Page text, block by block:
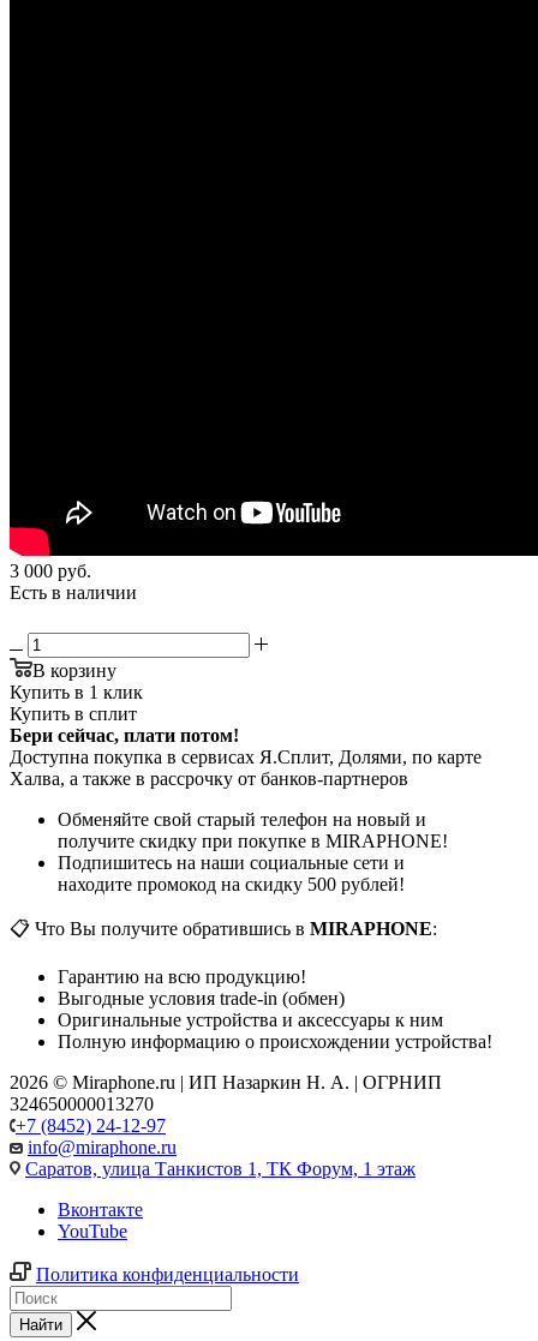
3 000 руб.
Есть в наличии
В корзину
Купить в 1 клик
Купить в сплит
Бери сейчас, плати потом!
Доступна покупка в сервисах Я.Сплит, Долями, по карте
Халва, а также в рассрочку от банков-партнеров
Обменяйте свой старый телефон на новый и
получите скидку при покупке в MIRAPHONE!
Подпишитесь на наши социальные сети и
находите промокод на скидку 500 рублей!
📋 Что Вы получите обратившись в MIRAPHONE:
Гарантию на всю продукцию!
Выгодные условия trade-in (обмен)
Оригинальные устройства и аксессуары к ним
Полную информацию о происхождении устройства!
2026 © Miraphone.ru | ИП Назаркин Н. А. | ОГРНИП
324650000013270
+7 (8452) 24-12-97
info@miraphone.ru
Саратов, улица Танкистов 1, ТК Форум, 1 этаж
Вконтакте
YouTube
Политика конфиденциальности
Найти